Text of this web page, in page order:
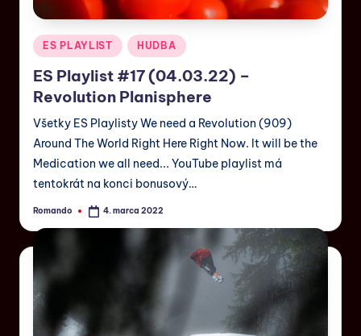
ES PLAYLIST HUDBA
ES Playlist #17 (04.03.22) –
Revolution Planisphere
Všetky ES Playlisty We need a Revolution (909)
Around The World Right Here Right Now. It will be the
Medication we all need... YouTube playlist má
tentokrát na konci bonusový…
Romando 4. marca 2022